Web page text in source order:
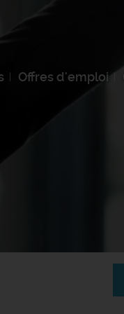
Offres d'emploi